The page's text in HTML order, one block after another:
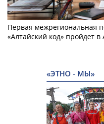
Первая межрегиональная
«Алтайский код» пройдет в
«ЭТНО - МЫ»